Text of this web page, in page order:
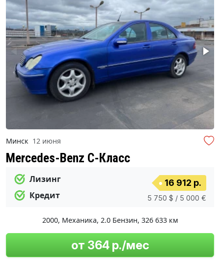
Минск 12 июня
Mercedes-Benz C-Класс
Лизинг
Кредит
16 912 р.
5 750 $ / 5 000 €
2000, Механика, 2.0 Бензин, 326 633 км
от 364 р./мес